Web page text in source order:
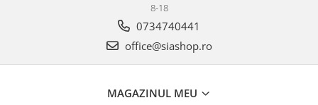
8-18
0734740441
office@siashop.ro
MAGAZINUL MEU